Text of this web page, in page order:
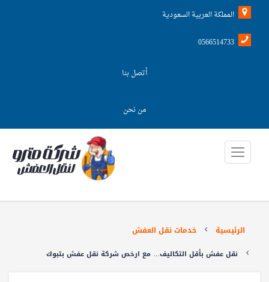
المملكة العربية السعودية
0566514733
أتصل بنا
من نحن
الرئيسية خدمات نقل العفش
نقل عفش بأقل التكاليف… مع ارخص شركة نقل عفش بتبوك